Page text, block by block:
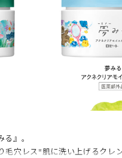
』。
穴レス*肌に洗い上げるクレ